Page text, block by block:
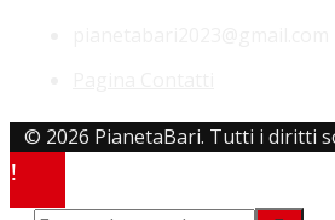
© 2026 PianetaBari. Tutti i diritti